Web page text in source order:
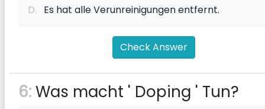
D. Es hat alle Verunreinigungen entfernt.
Check Answer
6:Was macht ' Doping ' Tun?